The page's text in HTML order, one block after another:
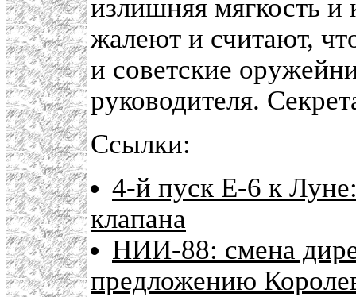
излишняя мягкость и
жалеют и считают,
и советские
руководителя.
Ссылки:
4-й пуск Е-6 к Луне:
клапана
НИИ-88: смена
предложению